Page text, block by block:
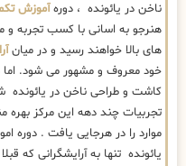
ناخن در یائونده ، دورهآموزش
هنرجو به اسانی با کسب تجربه و
های بالا خواهند رسید و در میان
خود معروف و مشهور می شود. اما
کاشت و طراحی ناخن در یائونده
تجربیات چند دهه این مرکز بهره
موارد را در هرجایی یافت . دوره
یائونده تنها به آرایشگرانی که